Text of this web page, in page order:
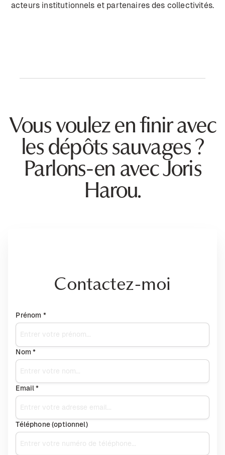
acteurs institutionnels et partenaires des collectivités.
Vous voulez en finir avec
les dépôts sauvages ?
Parlons-en avec Joris
Harou.
Contactez-moi
Prénom *
Nom *
Email *
Téléphone (optionnel)